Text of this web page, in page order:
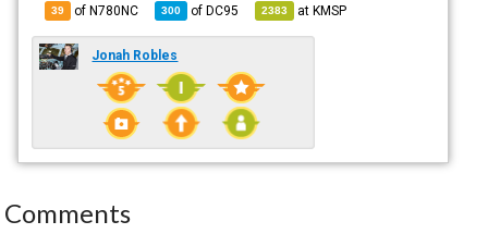
39 of N780NC 300 ofDC95 2383 atKMSP
Jonah Robles
Comments